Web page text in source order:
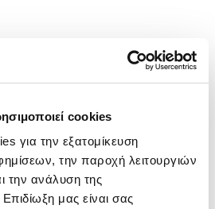
cookies
για την εξατομίκευση
την παροχή λειτουργιών
την ανάλυση της
μας είναι σας